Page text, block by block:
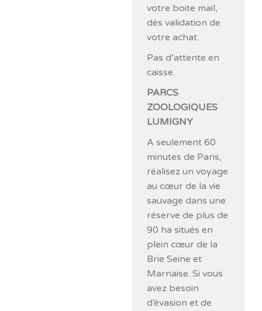
votre boite mail,
dès validation de
votre achat.
Pas d’attente en
caisse.
PARCS
ZOOLOGIQUES
LUMIGNY
A seulement 60
minutes de Paris,
réalisez un voyage
au cœur de la vie
sauvage dans une
réserve de plus de
90 ha situés en
plein cœur de la
Brie Seine et
Marnaise. Si vous
avez besoin
d’évasion et de